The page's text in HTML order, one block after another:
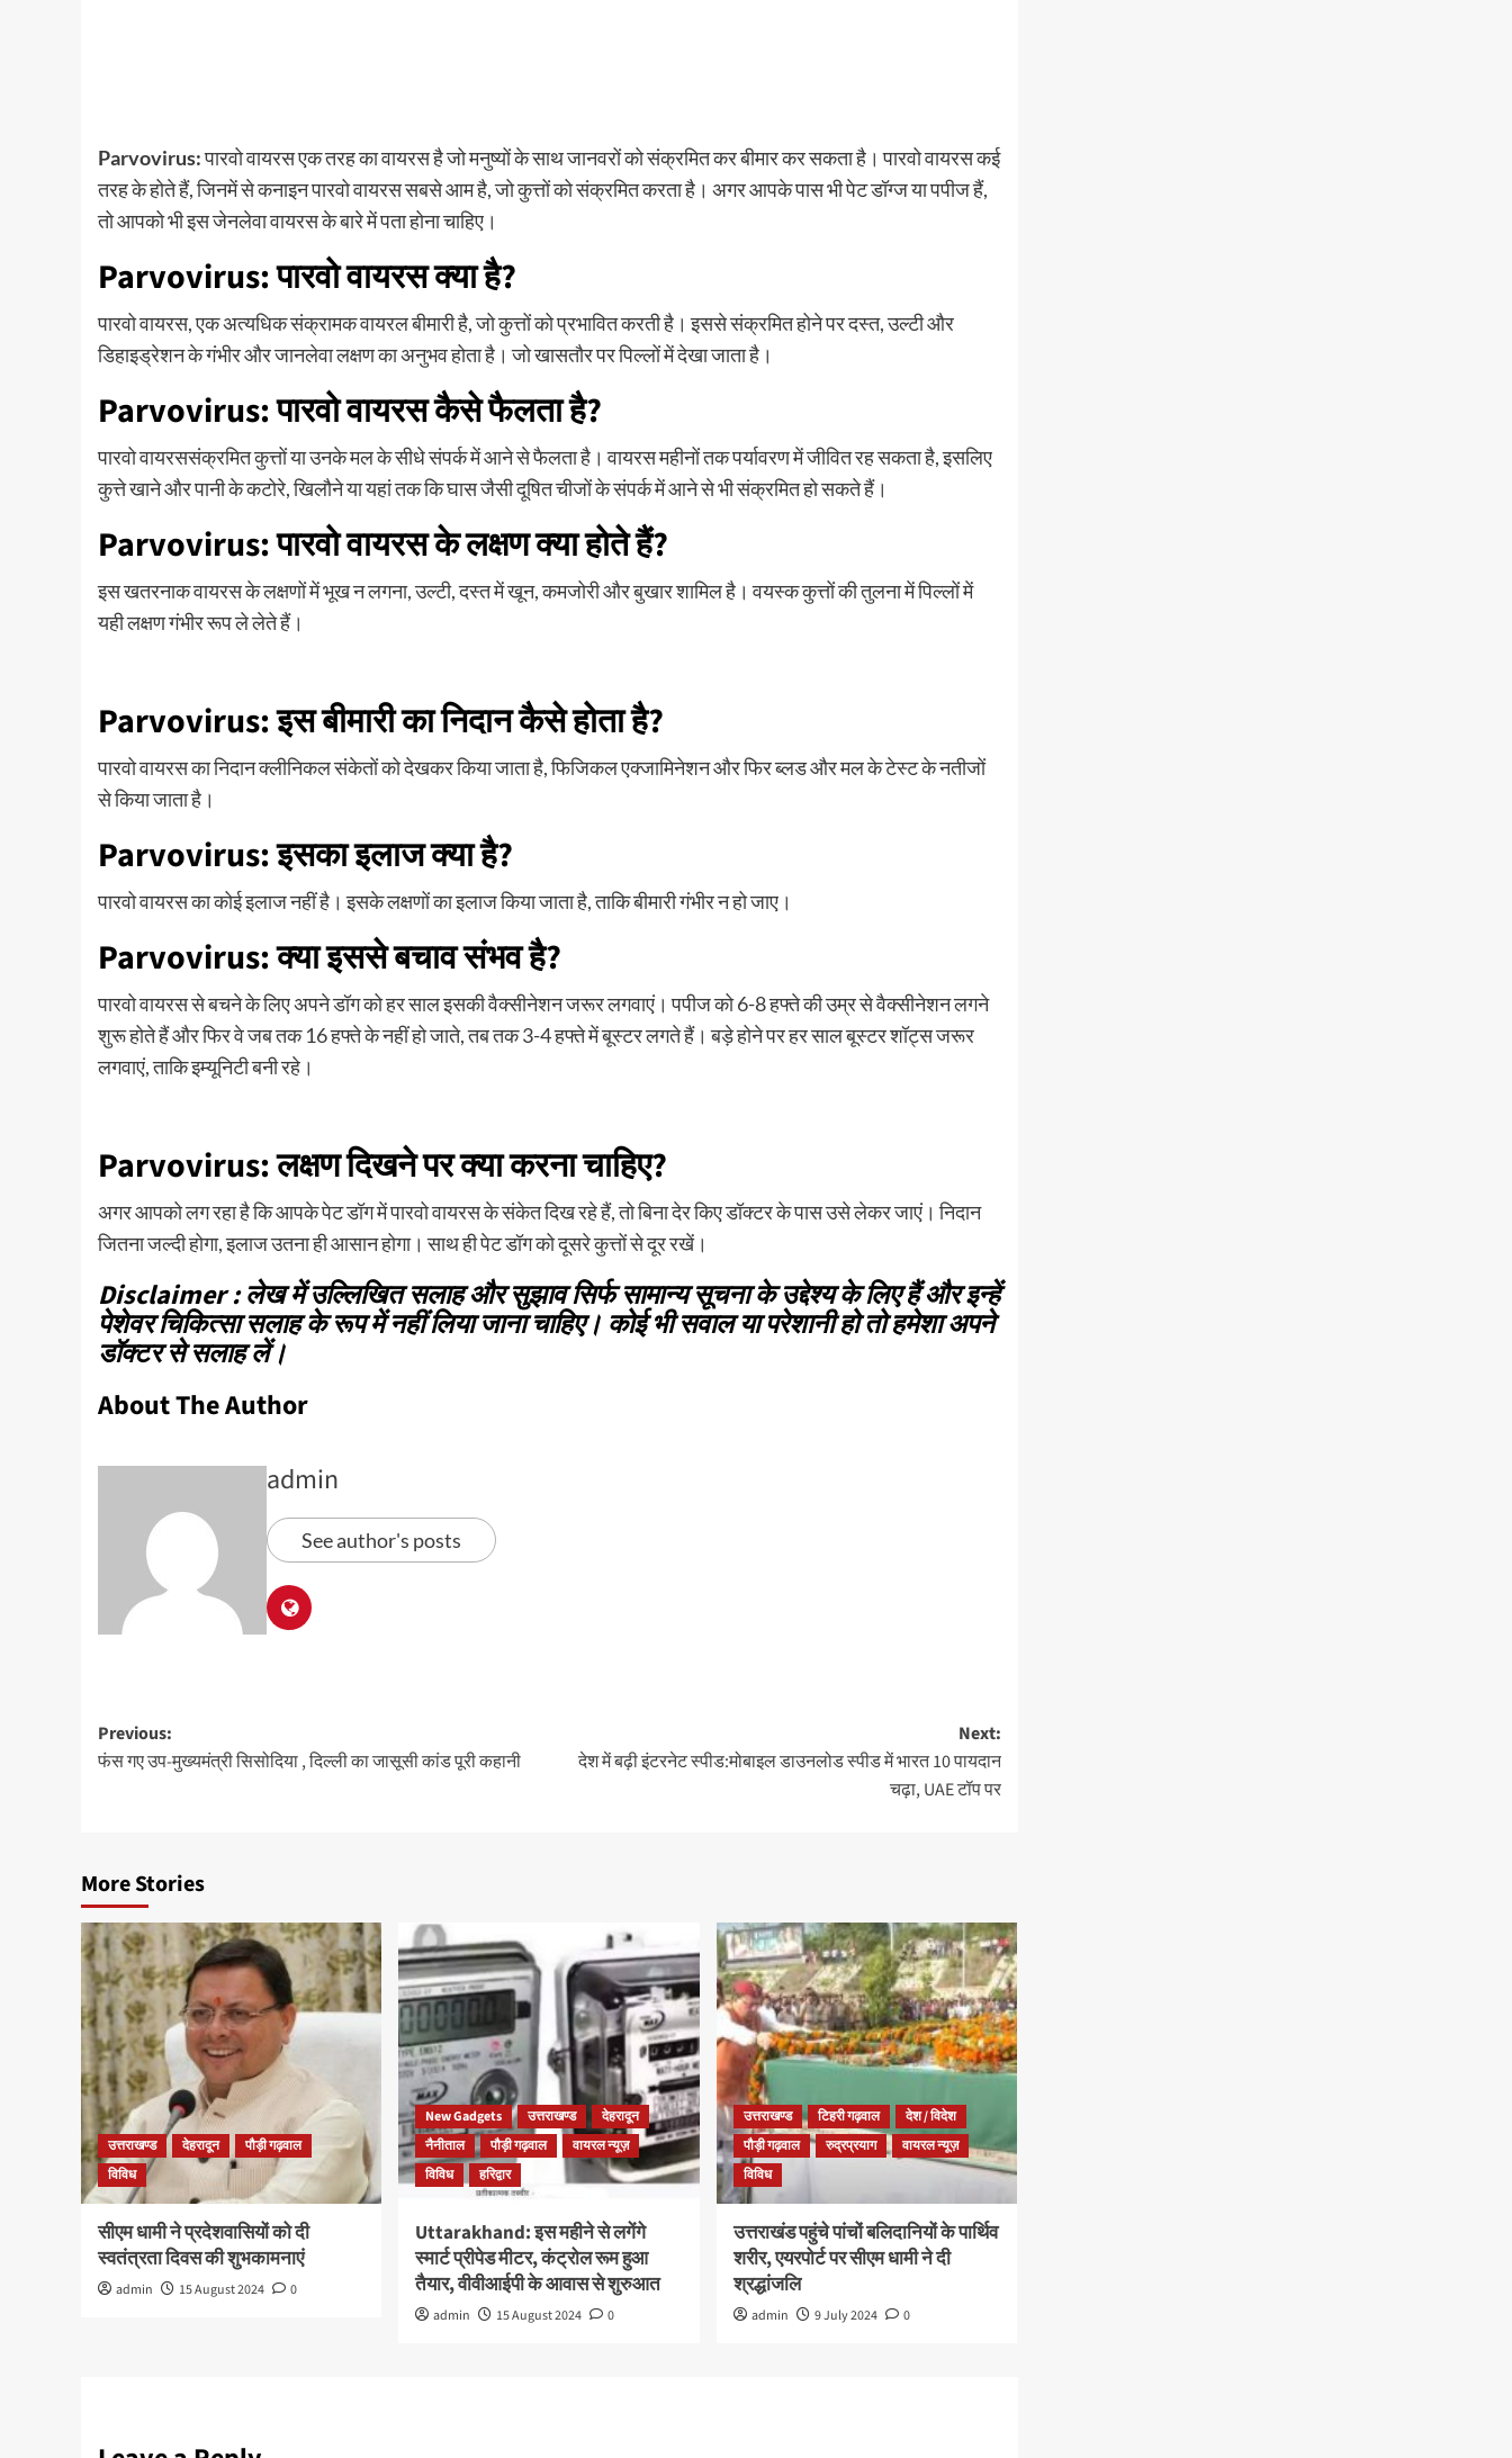
Parvovirus:पारवो वायरस एक तरह का वायरस है जो मनुष्यों के साथ जानवरों को संक्रमित कर बीमार कर सकता है। पारवो वायरस कई
तरह के होते हैं, जिनमें से कनाइन पारवो वायरस सबसे आम है, जो कुत्तों को संक्रमित करता है। अगर आपके पास भी पेट डॉग्ज या पपीज हैं,
तो आपको भी इस जेनलेवा वायरस के बारे में पता होना चाहिए।
Parvovirus: पारवो वायरस क्या है?
पारवो वायरस, एक अत्यधिक संक्रामक वायरल बीमारी है, जो कुत्तों को प्रभावित करती है। इससे संक्रमित होने पर दस्त, उल्टी और
डिहाइड्रेशन के गंभीर और जानलेवा लक्षण का अनुभव होता है। जो खासतौर पर पिल्लों में देखा जाता है।
Parvovirus: पारवो वायरस कैसे फैलता है?
पारवो वायरससंक्रमित कुत्तों या उनके मल के सीधे संपर्क में आने से फैलता है। वायरस महीनों तक पर्यावरण में जीवित रह सकता है, इसलिए
कुत्ते खाने और पानी के कटोरे, खिलौने या यहां तक ​​कि घास जैसी दूषित चीजों के संपर्क में आने से भी संक्रमित हो सकते हैं।
Parvovirus: पारवो वायरस के लक्षण क्या होते हैं?
इस खतरनाक वायरस के लक्षणों में भूख न लगना, उल्टी, दस्त में खून, कमजोरी और बुखार शामिल है। वयस्क कुत्तों की तुलना में पिल्लों में
यही लक्षण गंभीर रूप ले लेते हैं।
Parvovirus: इस बीमारी का निदान कैसे होता है?
पारवो वायरस का निदान क्लीनिकल संकेतों को देखकर किया जाता है, फिजिकल एक्जामिनेशन और फिर ब्लड और मल के टेस्ट के नतीजों
से किया जाता है।
Parvovirus: इसका इलाज क्या है?
पारवो वायरस का कोई इलाज नहीं है। इसके लक्षणों का इलाज किया जाता है, ताकि बीमारी गंभीर न हो जाए।
Parvovirus: क्या इससे बचाव संभव है?
पारवो वायरस से बचने के लिए अपने डॉग को हर साल इसकी वैक्सीनेशन जरूर लगवाएं। पपीज को 6-8 हफ्ते की उम्र से वैक्सीनेशन लगने
शुरू होते हैं और फिर वे जब तक 16 हफ्ते के नहीं हो जाते, तब तक 3-4 हफ्ते में बूस्टर लगते हैं। बड़े होने पर हर साल बूस्टर शॉट्स जरूर
लगवाएं, ताकि इम्यूनिटी बनी रहे।
Parvovirus: लक्षण दिखने पर क्या करना चाहिए?
अगर आपको लग रहा है कि आपके पेट डॉग में पारवो वायरस के संकेत दिख रहे हैं, तो बिना देर किए डॉक्टर के पास उसे लेकर जाएं। निदान
जितना जल्दी होगा, इलाज उतना ही आसान होगा। साथ ही पेट डॉग को दूसरे कुत्तों से दूर रखें।
Disclaimer : लेख में उल्लिखित सलाह और सुझाव सिर्फ सामान्य सूचना के उद्देश्य के लिए हैं और इन्हें
पेशेवर चिकित्सा सलाह के रूप में नहीं लिया जाना चाहिए। कोई भी सवाल या परेशानी हो तो हमेशा अपने
डॉक्टर से सलाह लें।
About The Author
admin
See author's posts
Previous:
फंस गए उप-मुख्यमंत्री सिसोदिया , दिल्ली का जासूसी कांड पूरी कहानी
Next:
देश में बढ़ी इंटरनेट स्पीड:मोबाइल डाउनलोड स्पीड में भारत 10 पायदान
चढ़ा, UAE टॉप पर
More Stories
उत्तराखण्ड देहरादून
पौड़ी गढ़वाल
विविध
सीएम धामी ने प्रदेशवासियों को दी
स्वतंत्रता दिवस की शुभकामनाएं
admin 15 August 2024 0
New Gadgets उत्तराखण्ड
देहरादून
नैनीताल
पौड़ी गढ़वाल
वायरल न्यूज़
विविध
हरिद्वार
Uttarakhand: इस महीने से लगेंगे
स्मार्ट प्रीपेड मीटर, कंट्रोल रूम हुआ
तैयार, वीवीआईपी के आवास से शुरुआत
admin 15 August 2024 0
उत्तराखण्ड टिहरी गढ़वाल
देश / विदेश
पौड़ी गढ़वाल
रुद्रप्रयाग
वायरल न्यूज़
विविध
उत्तराखंड पहुंचे पांचों बलिदानियों के पार्थिव
शरीर, एयरपोर्ट पर सीएम धामी ने दी
श्रद्धांजलि
admin 9 July 2024 0